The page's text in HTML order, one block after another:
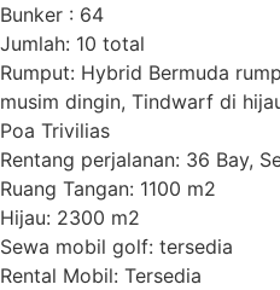
Bunker : 64
Jumlah: 10 total
Rumput: Hybrid Bermuda
musim dingin, Tindwarf di
Poa Trivilias
Rentang perjalanan: 36 Bay,
Ruang Tangan: 1100 m2
Hijau: 2300 m2
Sewa mobil golf: tersedia
Rental Mobil: Tersedia